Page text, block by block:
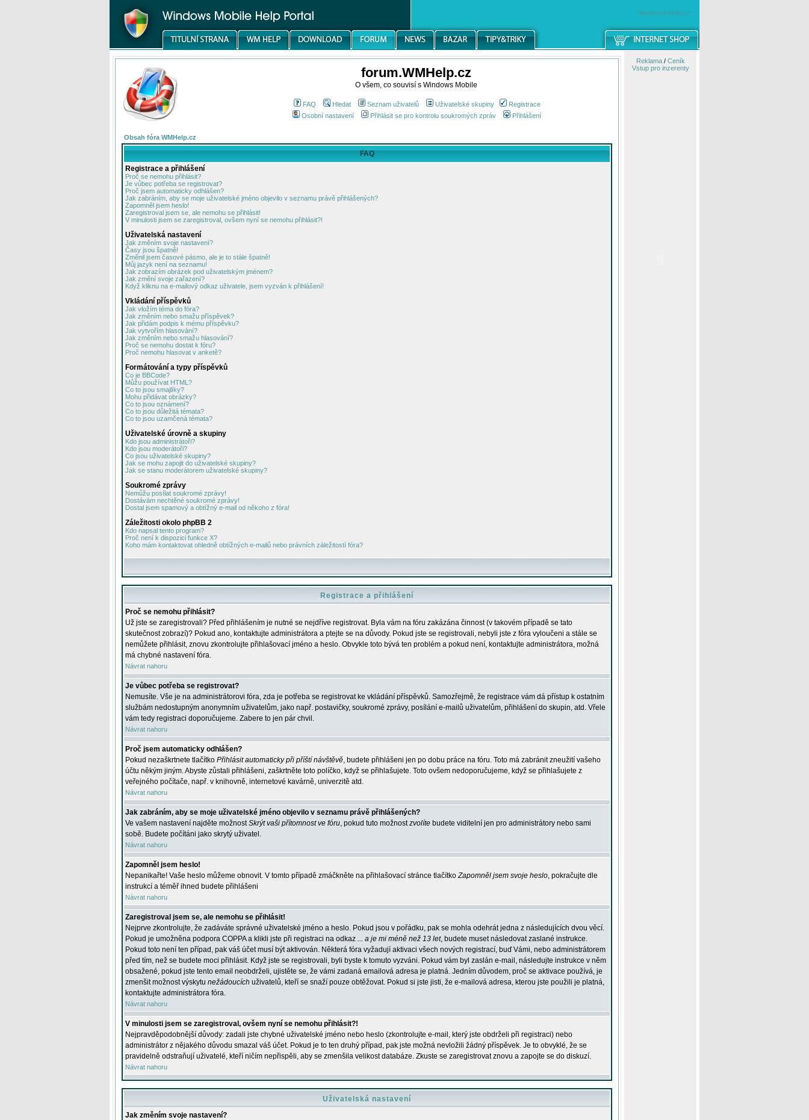
windowsmobile.cz
forum.WMHelp.cz
O všem, co souvisí s Windows Mobile
FAQ Hledat Seznam uživatelů Uživatelské skupiny
Registrace
Osobní nastavení
Přihlásit se pro kontrolu soukromých zpráv Přihlášení
Obsah fóra WMHelp.cz
FAQ
Registrace a přihlášení
Proč se nemohu přihlásit?
Je vůbec potřeba se registrovat?
Proč jsem automaticky odhlášen?
Jak zabráním, aby se moje uživatelské jméno objevilo v seznamu právě přihlášených?
Zapomněl jsem heslo!
Zaregistroval jsem se, ale nemohu se přihlásit!
V minulosti jsem se zaregistroval, ovšem nyní se nemohu přihlásit?!
Uživatelská nastavení
Jak změním svoje nastavení?
Časy jsou špatně!
Změnil jsem časové pásmo, ale je to stále špatně!
Můj jazyk není na seznamu!
Jak zobrazím obrázek pod uživatelským jménem?
Jak změní svoje zařazení?
Když kliknu na e-mailový odkaz uživatele, jsem vyzván k přihlášení!
Vkládání příspěvků
Jak vložím téma do fóra?
Jak změním nebo smažu příspěvek?
Jak přidám podpis k mému příspěvku?
Jak vytvořím hlasování?
Jak změním nebo smažu hlasování?
Proč se nemohu dostat k fóru?
Proč nemohu hlasovat v anketě?
Formátování a typy příspěvků
Co je BBCode?
Můžu používat HTML?
Co to jsou smajlíky?
Mohu přidávat obrázky?
Co to jsou oznámení?
Co to jsou důležitá témata?
Co to jsou uzamčená témata?
Uživatelské úrovně a skupiny
Kdo jsou administrátoři?
Kdo jsou moderátoři?
Co jsou uživatelské skupiny?
Jak se mohu zapojit do uživatelské skupiny?
Jak se stanu moderátorem uživatelské skupiny?
Soukromé zprávy
Nemůžu posílat soukromé zprávy!
Dostávám nechtěné soukromé zprávy!
Dostal jsem spamový a obtížný e-mail od někoho z fóra!
Záležitosti okolo phpBB 2
Kdo napsal tento program?
Proč není k dispozici funkce X?
Koho mám kontaktovat ohledně obtížných e-mailů nebo právních záležitostí fóra?
Registrace a přihlášení
Proč se nemohu přihlásit?
Už jste se zaregistrovali? Před přihlášením je nutné se nejdříve registrovat. Byla vám na fóru zakázána činnost (v takovém případě se tato
skutečnost zobrazí)? Pokud ano, kontaktujte administrátora a ptejte se na důvody. Pokud jste se registrovali, nebyli jste z fóra vyloučeni a stále se
nemůžete přihlásit, znovu zkontrolujte přihlašovací jméno a heslo. Obvykle toto bývá ten problém a pokud není, kontaktujte administrátora, možná
má chybné nastavení fóra.
Návrat nahoru
Je vůbec potřeba se registrovat?
Nemusíte. Vše je na administrátorovi fóra, zda je potřeba se registrovat ke vkládání příspěvků. Samozřejmě, že registrace vám dá přístup k ostatním
službám nedostupným anonymním uživatelům, jako např. postavičky, soukromé zprávy, posílání e-mailů uživatelům, přihlášení do skupin, atd. Vřele
vám tedy registraci doporučujeme. Zabere to jen pár chvil.
Návrat nahoru
Proč jsem automaticky odhlášen?
Pokud nezaškrtnete tlačítko Přihlásit automaticky při příští návštěvě, budete přihlášeni jen po dobu práce na fóru. Toto má zabránit zneužití vašeho
účtu někým jiným. Abyste zůstali přihlášeni, zaškrtněte toto políčko, když se přihlašujete. Toto ovšem nedoporučujeme, když se přihlašujete z
veřejného počítače, např. v knihovně, internetové kavárně, univerzitě atd.
Návrat nahoru
Jak zabráním, aby se moje uživatelské jméno objevilo v seznamu právě přihlášených?
Ve vašem nastavení najděte možnostSkrýt vaši přítomnost ve fóru, pokud tuto možnostzvolíte budete viditelní jen pro administrátory nebo sami
sobě. Budete počítáni jako skrytý uživatel.
Návrat nahoru
Zapomněl jsem heslo!
Nepanikařte! Vaše heslo můžeme obnovit. V tomto případě zmáčkněte na přihlašovací stránce tlačítkoZapomněl jsem svoje heslo, pokračujte dle
instrukcí a téměř ihned budete přihlášeni
Návrat nahoru
Zaregistroval jsem se, ale nemohu se přihlásit!
Nejprve zkontrolujte, že zadáváte správné uživatelské jméno a heslo. Pokud jsou v pořádku, pak se mohla odehrát jedna z následujících dvou věcí.
Pokud je umožněna podpora COPPA a klikli jste při registraci na odkaz ... a je mi méně než 13 let, budete muset následovat zaslané instrukce.
Pokud toto není ten případ, pak váš účet musí být aktivován. Některá fóra vyžadují aktivaci všech nových registrací, buď Vámi, nebo administrátorem
před tím, než se budete moci přihlásit. Když jste se registrovali, byli byste k tomuto vyzváni. Pokud vám byl zaslán e-mail, následujte instrukce v něm
obsažené, pokud jste tento email neobdrželi, ujistěte se, že vámi zadaná emailová adresa je platná. Jedním důvodem, proč se aktivace používá, je
zmenšit možnost výskytu nežádoucích uživatelů, kteří se snaží pouze obtěžovat. Pokud si jste jisti, že e-mailová adresa, kterou jste použili je platná,
kontaktujte administrátora fóra.
Návrat nahoru
V minulosti jsem se zaregistroval, ovšem nyní se nemohu přihlásit?!
Nejpravděpodobnější důvody: zadali jste chybné uživatelské jméno nebo heslo (zkontrolujte e-mail, který jste obdrželi při registraci) nebo
administrátor z nějakého důvodu smazal váš účet. Pokud je to ten druhý případ, pak jste možná nevložili žádný příspěvek. Je to obvyklé, že se
pravidelně odstraňují uživatelé, kteří ničím nepřispěli, aby se zmenšila velikost databáze. Zkuste se zaregistrovat znovu a zapojte se do diskuzí.
Návrat nahoru
Uživatelská nastavení
Jak změním svoje nastavení?
Reklama/ Ceník
Vstup pro inzerenty